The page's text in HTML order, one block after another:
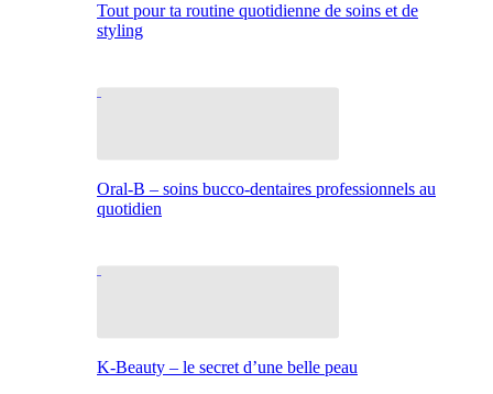
Tout pour ta routine quotidienne de soins et de
styling
Oral-B – soins bucco-dentaires professionnels au
quotidien
K-Beauty – le secret d’une belle peau